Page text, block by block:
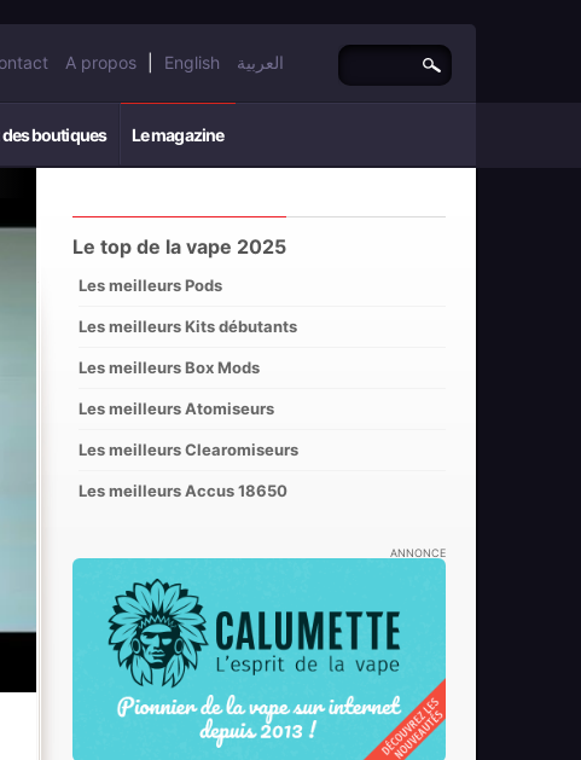
A propos English العربية
des boutiques Le magazine
Le top de la vape 2025
Les meilleurs Pods
Les meilleurs Kits débutants
Les meilleurs Box Mods
Les meilleurs Atomiseurs
Les meilleurs Clearomiseurs
Les meilleurs Accus 18650
ANNONCE